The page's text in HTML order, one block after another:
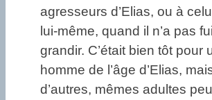
agresseurs d’Elias, ou à
lui-même, quand il n’a pas
grandir. C’était bien tôt pour
homme de l’âge d’Elias,
d’autres, mêmes adultes